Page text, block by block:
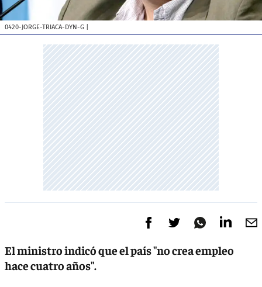
0420-JORGE-TRIACA-DYN-G
El ministro indicó que el país "no crea empleo
hace cuatro años".